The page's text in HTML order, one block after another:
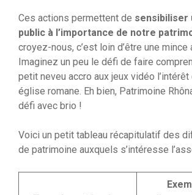
Ces actions permettent de sensibiliser
public à l’importance de notre
croyez-nous, c’est loin d’être une mince
Imaginez un peu le défi de faire
petit neveu accro aux jeux vidéo l’intérêt
église romane. Eh bien, Patrimoine
défi avec brio !
Voici un petit tableau récapitulatif des
de patrimoine auxquels s’intéresse